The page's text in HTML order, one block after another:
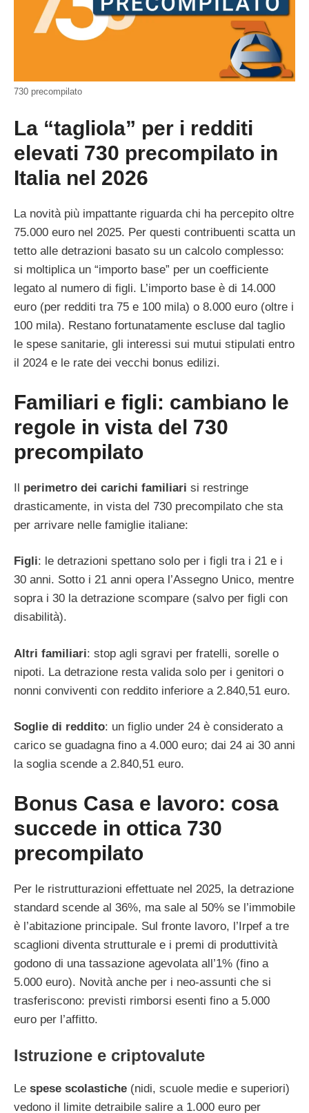
730 precompilato
La “tagliola” per i redditi
elevati 730 precompilato in
Italia nel 2026
La novità più impattante riguarda chi ha percepito oltre
75.000 euro nel 2025. Per questi contribuenti scatta un
tetto alle detrazioni basato su un calcolo complesso:
si moltiplica un “importo base” per un coefficiente
legato al numero di figli. L’importo base è di 14.000
euro (per redditi tra 75 e 100 mila) o 8.000 euro (oltre i
100 mila). Restano fortunatamente escluse dal taglio
le spese sanitarie, gli interessi sui mutui stipulati entro
il 2024 e le rate dei vecchi bonus edilizi.
Familiari e figli: cambiano le
regole in vista del 730
precompilato
Il perimetro dei carichi familiari si restringe
drasticamente, in vista del 730 precompilato che sta
per arrivare nelle famiglie italiane:
Figli: le detrazioni spettano solo per i figli tra i 21 e i
30 anni. Sotto i 21 anni opera l’Assegno Unico, mentre
sopra i 30 la detrazione scompare (salvo per figli con
disabilità).
Altri familiari: stop agli sgravi per fratelli, sorelle o
nipoti. La detrazione resta valida solo per i genitori o
nonni conviventi con reddito inferiore a 2.840,51 euro.
Soglie di reddito: un figlio under 24 è considerato a
carico se guadagna fino a 4.000 euro; dai 24 ai 30 anni
la soglia scende a 2.840,51 euro.
Bonus Casa e lavoro: cosa
succede in ottica 730
precompilato
Per le ristrutturazioni effettuate nel 2025, la detrazione
standard scende al 36%, ma sale al 50% se l’immobile
è l’abitazione principale. Sul fronte lavoro, l’Irpef a tre
scaglioni diventa strutturale e i premi di produttività
godono di una tassazione agevolata all’1% (fino a
5.000 euro). Novità anche per i neo-assunti che si
trasferiscono: previsti rimborsi esenti fino a 5.000
euro per l’affitto.
Istruzione e criptovalute
Le spese scolastiche (nidi, scuole medie e superiori)
vedono il limite detraibile salire a 1.000 euro per